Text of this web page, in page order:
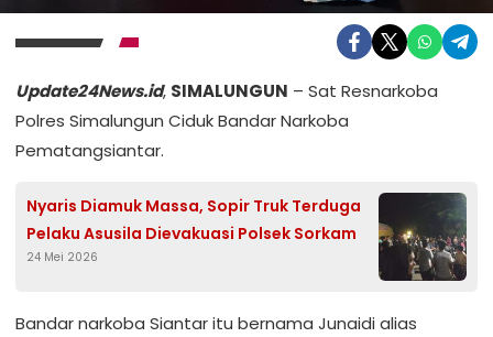
Update24News.id, SIMALUNGUN – Sat Resnarkoba
Polres Simalungun Ciduk Bandar Narkoba
Pematangsiantar.
Nyaris Diamuk Massa, Sopir Truk Terduga
Pelaku Asusila Dievakuasi Polsek Sorkam
24 Mei 2026
Bandar narkoba Siantar itu bernama Junaidi alias